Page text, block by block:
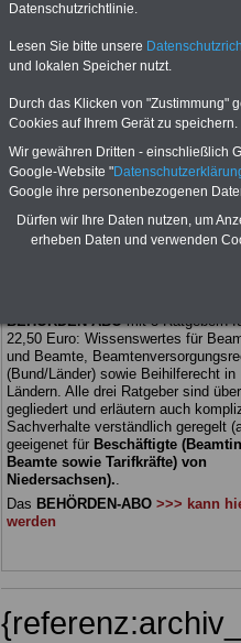
Meldung
wieder
BEHÖRDEN-ABOmit 3 Ratgebern
22,50 Euro: Wissenswertes für
und Beamte,
(Bund/Länder) sowie Beihilferecht in
Ländern. Alle drei Ratgeber sind
gegliedert und erläutern auch
Sachverhalte verständlich geregelt
geeigenet für Beschäftigte
Beamte sowie Tarifkräfte) von
Niedersachsen)..
Das BEHÖRDEN-ABO >>> kann
werden
Datenschutzrichtlinie.
Lesen Sie bitte unsere
und lokalen Speicher nutzt.
Durch das Klicken von "Zustimmung"
Cookies auf Ihrem Gerät zu speichern.
Wir gewähren Dritten - einschließlich
Google-Website "
Google ihre personenbezogenen
Dürfen wir Ihre Daten nutzen, um
erheben Daten und verwenden